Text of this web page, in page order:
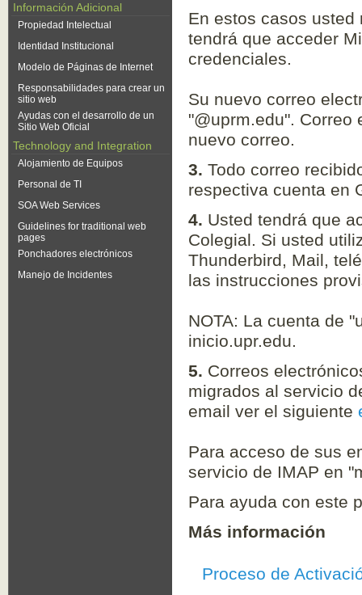
Información Adicional
Propiedad Intelectual
Identidad Institucional
Modelo de Páginas de Internet
Responsabilidades para crear un
sitio web
Ayudas con el desarrollo de un
Sitio Web Oficial
Technology and Integration
Alojamiento de Equipos
Personal de TI
SOA Web Services
Guidelines for traditional web
pages
Ponchadores electrónicos
Manejo de Incidentes
En estos casos usted
tendrá que acceder
credenciales.
Su nuevo correo
"@uprm.edu".
nuevo correo.
3. Todo correo
respectiva cuenta en
4. Usted tendrá que
Colegial. Si usted
Thunderbird, Mail,
las instrucciones
NOTA: La cuenta de
inicio.upr.edu.
5. Correos
migrados al servicio
email ver el siguiente
Para acceso de sus
servicio de IMAP en
Para ayuda con este
Más información
Proceso de